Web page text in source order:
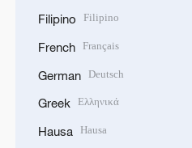
Filipino Filipino
French Français
German Deutsch
Greek Ελληνικά
Hausa Hausa